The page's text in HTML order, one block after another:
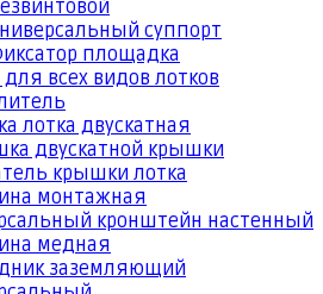
суппорт
площадка
для всех видов лотков
лотка двускатная
двускатной крышки
крышки лотка
монтажная
кронштейн настенный
медная
заземляющий